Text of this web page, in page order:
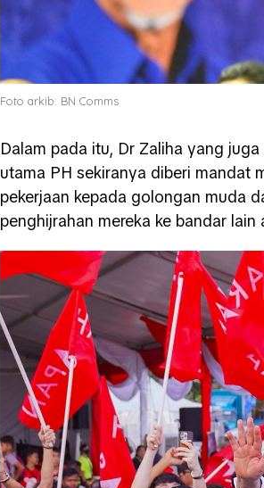
Foto arkib: BN Comms
Dalam pada itu, Dr Zaliha yang
utama PH sekiranya diberi mandat
pekerjaan kepada golongan muda
penghijrahan mereka ke bandar lain